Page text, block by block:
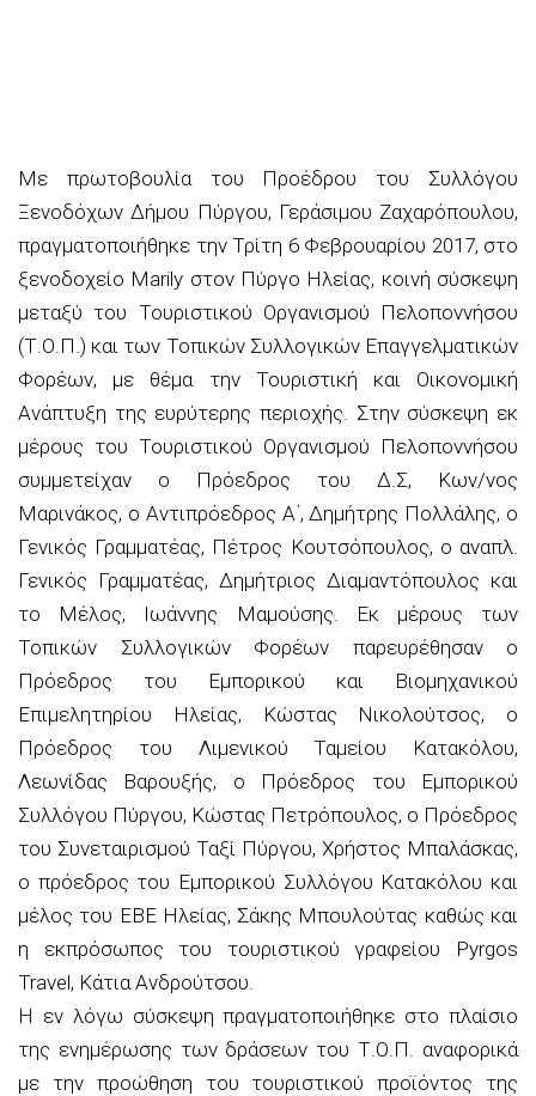
Με πρωτοβουλία του Προέδρου του Συλλόγου
Ξενοδόχων Δήμου Πύργου, Γεράσιμου Ζαχαρόπουλου,
πραγματοποιήθηκε την Τρίτη 6 Φεβρουαρίου 2017, στο
ξενοδοχείο Marily στον Πύργο Ηλείας, κοινή σύσκεψη
μεταξύ του Τουριστικού Οργανισμού Πελοποννήσου
(Τ.Ο.Π.) και των Τοπικών Συλλογικών Επαγγελματικών
Φορέων, με θέμα την Τουριστική και Οικονομική
Ανάπτυξη της ευρύτερης περιοχής. Στην σύσκεψη εκ
μέρους του Τουριστικού Οργανισμού Πελοποννήσου
συμμετείχαν ο Πρόεδρος του Δ.Σ, Κων/νος
Μαρινάκος, ο Αντιπρόεδρος Α΄, Δημήτρης Πολλάλης, ο
Γενικός Γραμματέας, Πέτρος Κουτσόπουλος, ο αναπλ.
Γενικός Γραμματέας, Δημήτριος Διαμαντόπουλος και
το Μέλος, Ιωάννης Μαμούσης. Εκ μέρους των
Τοπικών Συλλογικών Φορέων παρευρέθησαν ο
Πρόεδρος του Εμπορικού και Βιομηχανικού
Επιμελητηρίου Ηλείας, Κώστας Νικολούτσος, ο
Πρόεδρος του Λιμενικού Ταμείου Κατακόλου,
Λεωνίδας Βαρουξής, ο Πρόεδρος του Εμπορικού
Συλλόγου Πύργου, Κώστας Πετρόπουλος, ο Πρόεδρος
του Συνεταιρισμού Ταξί Πύργου, Χρήστος Μπαλάσκας,
ο πρόεδρος του Εμπορικού Συλλόγου Κατακόλου και
μέλος του ΕΒΕ Ηλείας, Σάκης Μπουλούτας καθώς και
η εκπρόσωπος του τουριστικού γραφείου Pyrgos
Travel, Κάτια Ανδρούτσου.
Η εν λόγω σύσκεψη πραγματοποιήθηκε στο πλαίσιο
της ενημέρωσης των δράσεων του Τ.Ο.Π. αναφορικά
με την προώθηση του τουριστικού προϊόντος της